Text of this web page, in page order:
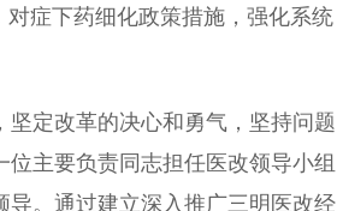
症下药细化政策措施，强化系统
定改革的决心和勇气，坚持问题
主要负责同志担任医改领导小组
。通过建立深入推广三明医改经